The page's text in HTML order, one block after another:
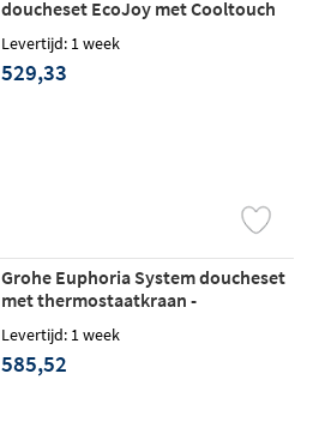
doucheset EcoJoy met Cooltouch
Levertijd: 1 week
529,33
Grohe Euphoria System doucheset
met thermostaatkraan -
hoofddouche 21cm - chroom
Levertijd: 1 week
585,52